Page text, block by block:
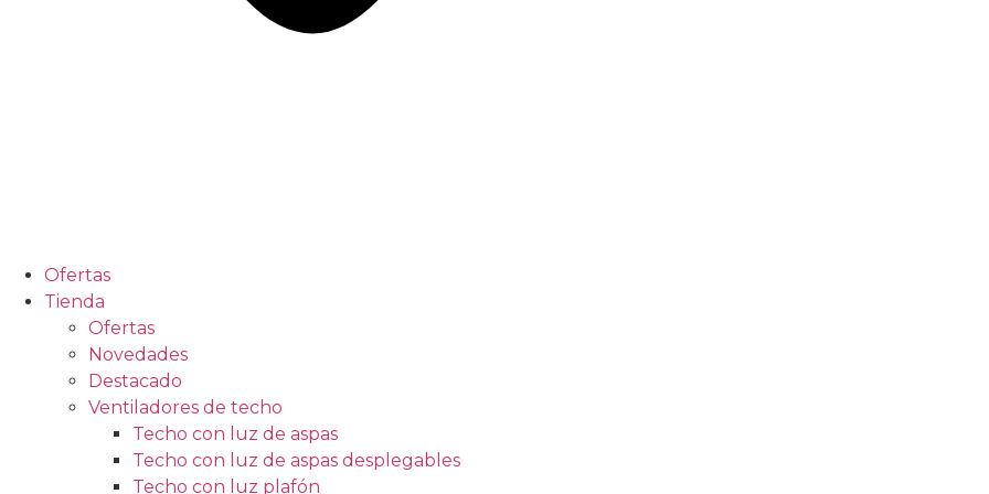
Ofertas
Tienda
Ofertas
Novedades
Destacado
Ventiladores de techo
Techo con luz de aspas
Techo con luz de aspas desplegables
Techo con luz plafón